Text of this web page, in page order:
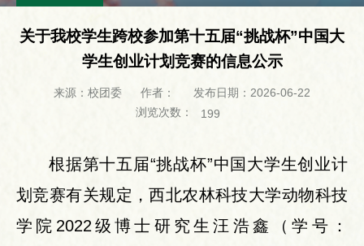
关于我校学生跨校参加第十五届“挑战杯”中国大
学生创业计划竞赛的信息公示
来源：校团委 作者：
发布日期：2026-06-22
浏览次数：
199
根据第十五届“挑战杯”中国大学生创业计
划竞赛有关规定，西北农林科技大学动物科技
学院2022级博士研究生汪浩鑫（学号：